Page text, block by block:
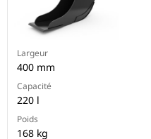
Largeur
400 mm
Capacité
220 l
Poids
168 kg